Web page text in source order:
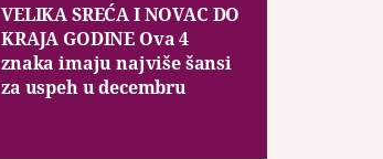
VELIKA SREĆA I NOVAC DO
KRAJA GODINE Ova 4
znaka imaju najviše šansi
za uspeh u decembru